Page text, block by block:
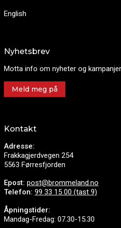
English
Nyhetsbrev
Motta info om nyheter og
Meld meg på
Kontakt
Adresse:
Frakkagjerdvegen 254
5563 Førresfjorden
Epost: post@brommeland.no
Telefon: 99 33 15 00 (tast 9)
Åpningstider:
Mandag-Fredag: 07.30-15.30